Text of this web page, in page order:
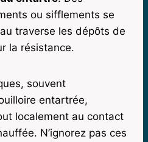
ou sifflements se
traverse les dépôts de
la résistance.
souvent
entartrée,
localement au contact
N’ignorez pas ces